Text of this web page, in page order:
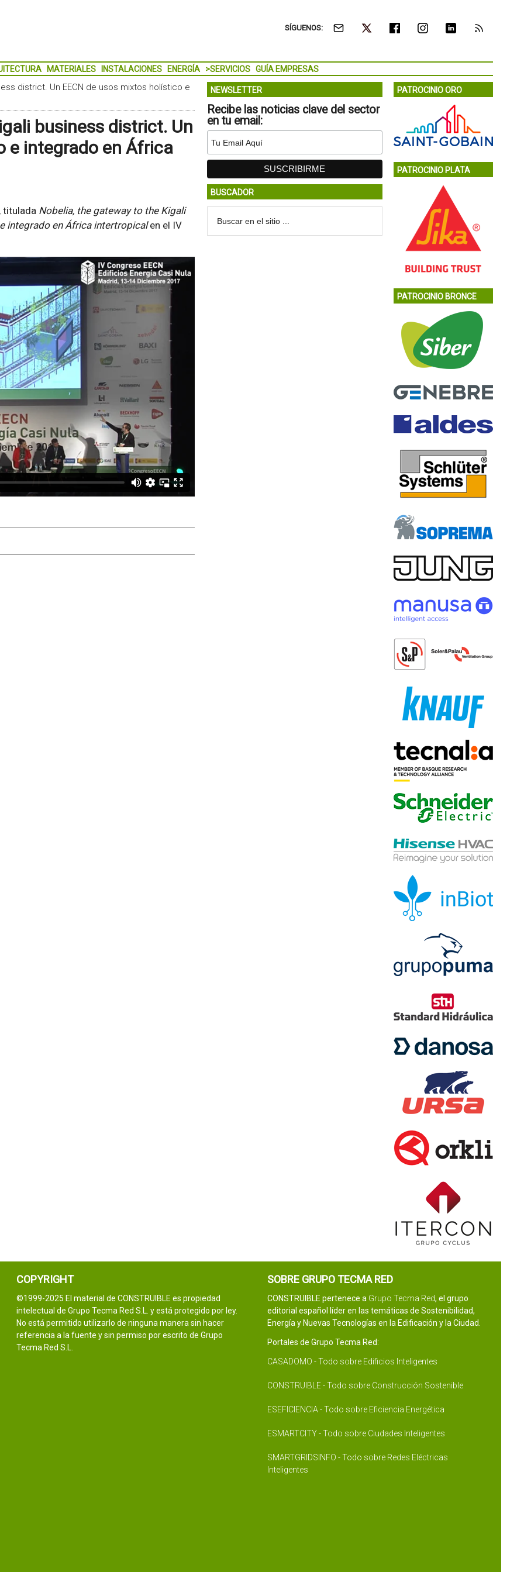
SÍGUENOS:
MATERIALES INSTALACIONES ENERGÍA >SERVICIOS GUÍA EMPRESAS
district. Un EECN de usos mixtos holístico e
business district. Un
e integrado en África
titulada Nobelia, the gateway to the Kigali
integrado en África intertropicalen el IV
NEWSLETTER
Recibe las noticias clave del sector
en tu email:
BUSCADOR
PATROCINIO ORO
PATROCINIO PLATA
PATROCINIO BRONCE
COPYRIGHT
©1999-2025 El material de CONSTRUIBLE es propiedad
intelectual de Grupo Tecma Red S.L. y está protegido por ley.
No está permitido utilizarlo de ninguna manera sin hacer
referencia a la fuente y sin permiso por escrito de Grupo
Tecma Red S.L.
SOBRE GRUPO TECMA RED
CONSTRUIBLE pertenece a Grupo Tecma Red, el grupo
editorial español líder en las temáticas de Sostenibilidad,
Energía y Nuevas Tecnologías en la Edificación y la Ciudad.
Portales de Grupo Tecma Red:
CASADOMO - Todo sobre Edificios Inteligentes
CONSTRUIBLE - Todo sobre Construcción Sostenible
ESEFICIENCIA - Todo sobre Eficiencia Energética
ESMARTCITY - Todo sobre Ciudades Inteligentes
SMARTGRIDSINFO - Todo sobre Redes Eléctricas
Inteligentes